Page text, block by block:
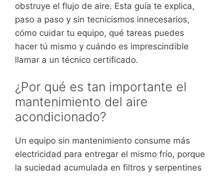
obstruye el flujo de aire. Esta guía te explica,
paso a paso y sin tecnicismos innecesarios,
cómo cuidar tu equipo, qué tareas puedes
hacer tú mismo y cuándo es imprescindible
llamar a un técnico certificado.
¿Por qué es tan importante el
mantenimiento del aire
acondicionado?
Un equipo sin mantenimiento consume más
electricidad para entregar el mismo frío, porque
la suciedad acumulada en filtros y serpentines